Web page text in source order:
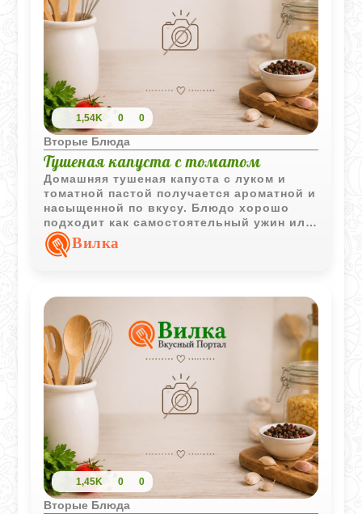
1,54K 0 0
Вторые Блюда
Тушеная капуста с томатом
Домашняя тушеная капуста с луком и
томатной пастой получается ароматной и
насыщенной по вкусу. Блюдо хорошо
подходит как самостоятельный ужин или
гарнир.Вилка
1,45K 0 0
Вторые Блюда